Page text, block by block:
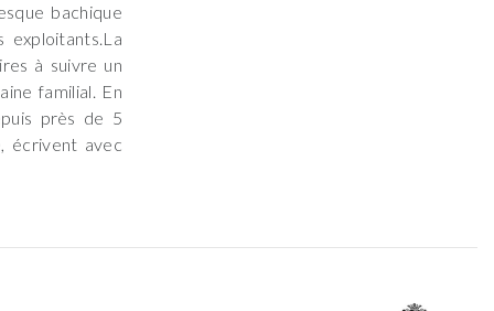
bachique
à suivre un
familial. En
près de 5
écrivent avec